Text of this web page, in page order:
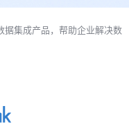
据集成产品，帮助企业解决数